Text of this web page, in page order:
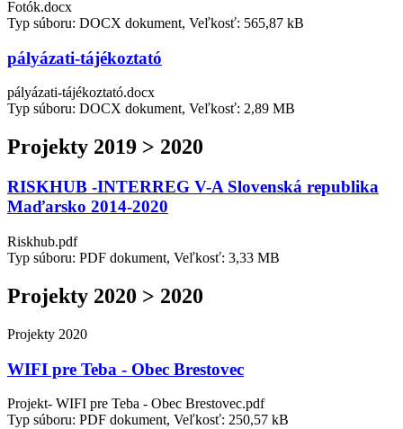
Fotók.docx
Typ súboru: DOCX dokument, Veľkosť: 565,87 kB
pályázati-tájékoztató
pályázati-tájékoztató.docx
Typ súboru: DOCX dokument, Veľkosť: 2,89 MB
Projekty 2019 > 2020
RISKHUB -INTERREG V-A Slovenská republika
Maďarsko 2014-2020
Riskhub.pdf
Typ súboru: PDF dokument, Veľkosť: 3,33 MB
Projekty 2020 > 2020
Projekty 2020
WIFI pre Teba - Obec Brestovec
Projekt- WIFI pre Teba - Obec Brestovec.pdf
Typ súboru: PDF dokument, Veľkosť: 250,57 kB